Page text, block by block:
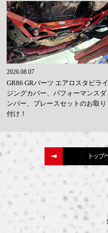
2026.08.07
GR86 GRパーツ エアロスタビライ
ジングカバー、パフォーマンスダ
ンパー、ブレースセットのお取り
付け！